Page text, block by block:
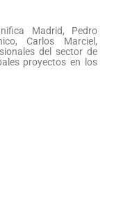
Madrid, Pedro
Carlos Marciel,
del sector de
proyectos en los